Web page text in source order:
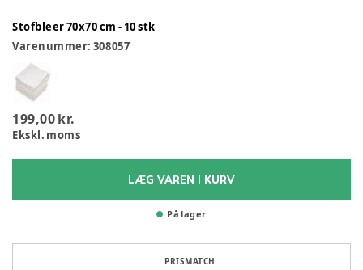
Stofbleer 70x70 cm - 10 stk
Varenummer: 308057
199,00 kr.
Ekskl. moms
LÆG VAREN I KURV
På lager
PRISMATCH